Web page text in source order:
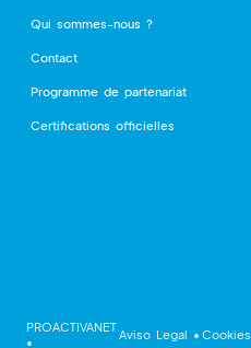
Qui sommes-nous ?
Contact
Programme de partenariat
Certifications officielles
PROACTIVANET
•
Aviso Legal • Cookies